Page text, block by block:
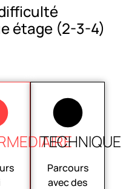
étage (2-3-4)
TECHNIQUE
Parcours
avec des